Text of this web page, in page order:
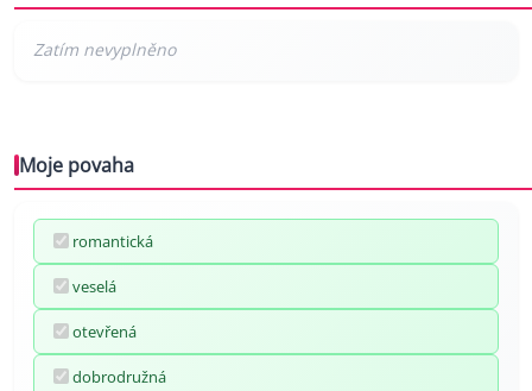
Moje povaha
romantická
veselá
otevřená
dobrodružná